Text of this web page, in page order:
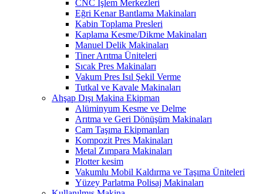
CNC İşlem Merkezleri
Eğri Kenar Bantlama Makinaları
Kabin Toplama Presleri
Kaplama Kesme/Dikme Makinaları
Manuel Delik Makinaları
Tiner Arıtma Üniteleri
Sıcak Pres Makinaları
Vakum Pres Isıl Şekil Verme
Tutkal ve Kavale Makinaları
Ahşap Dışı Makina Ekipman
Alüminyum Kesme ve Delme
Arıtma ve Geri Dönüşüm Makinaları
Cam Taşıma Ekipmanları
Kompozit Pres Makinaları
Metal Zımpara Makinaları
Plotter kesim
Vakumlu Mobil Kaldırma ve Taşıma Üniteleri
Yüzey Parlatma Polisaj Makinaları